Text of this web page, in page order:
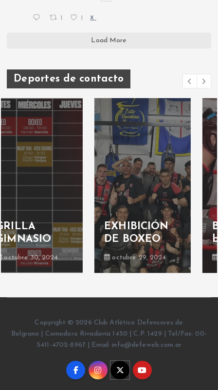
X
Load More
Deportes de contacto
Boxeo: velada
boxística
junio 23, 2019
Deportes de
contacto:
¡nueva
actividad!
junio 17, 2019
Copyright © 2026 Club Atlético Defensores de
Belgrano | Comodoro Rivadavia 1450 | C.P. 1429 | Tel/Fax: 00-
5411-4702-8967 | Email: info@defeweb.com.ar